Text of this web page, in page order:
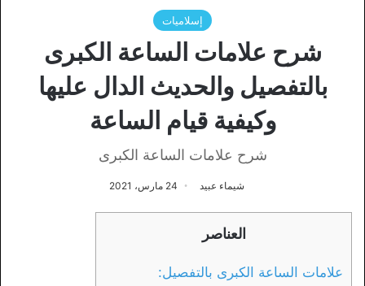
إسلاميات
شرح علامات الساعة الكبرى
بالتفصيل والحديث الدال عليها
وكيفية قيام الساعة
شرح علامات الساعة الكبرى
شيماء عبيد 24 مارس، 2021
العناصر
علامات الساعة الكبرى بالتفصيل: